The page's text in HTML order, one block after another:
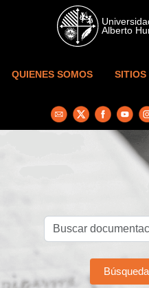
Skip to main content
QUIENES SOMOS SITIOS